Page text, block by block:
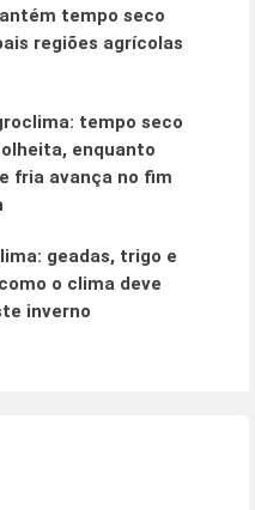
tempo seco
regiões agrícolas
tempo seco
enquanto
fria avança no fim
geadas, trigo e
o clima deve
inverno